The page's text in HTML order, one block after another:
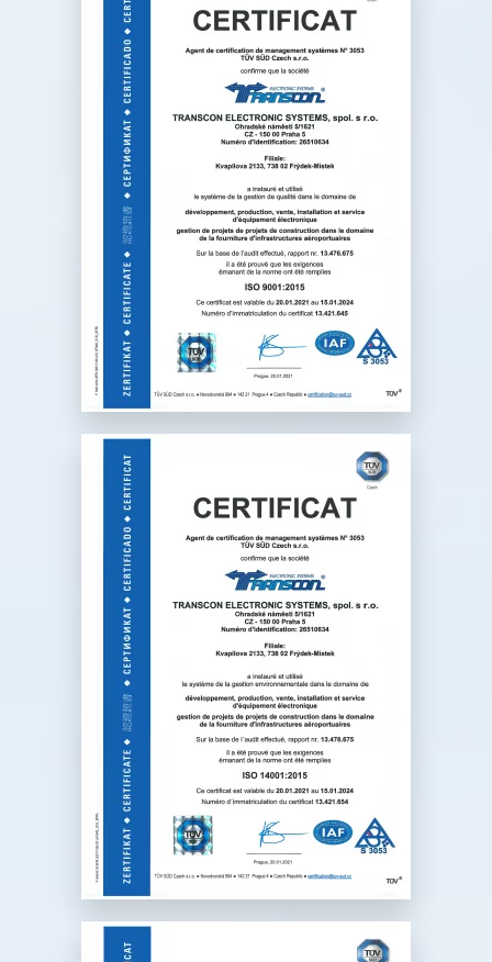
développement, production,
vente et service d’équipement
électronique
développement, production,
vente et service d’équipement
électronique